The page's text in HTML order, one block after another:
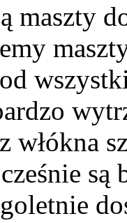
maszty
włókna
są